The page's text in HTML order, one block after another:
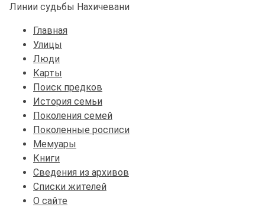
Линии судьбы Нахичевани
Главная
Улицы
Люди
Карты
Поиск предков
История семьи
Поколения семей
Поколенные росписи
Мемуары
Книги
Сведения из архивов
Списки жителей
О сайте